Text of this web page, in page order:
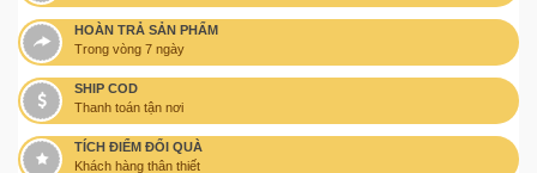
HOÀN TRẢ SẢN PHẨM
Trong vòng 7 ngày
SHIP COD
Thanh toán tận nơi
TÍCH ĐIỂM ĐỔI QUÀ
Khách hàng thân thiết